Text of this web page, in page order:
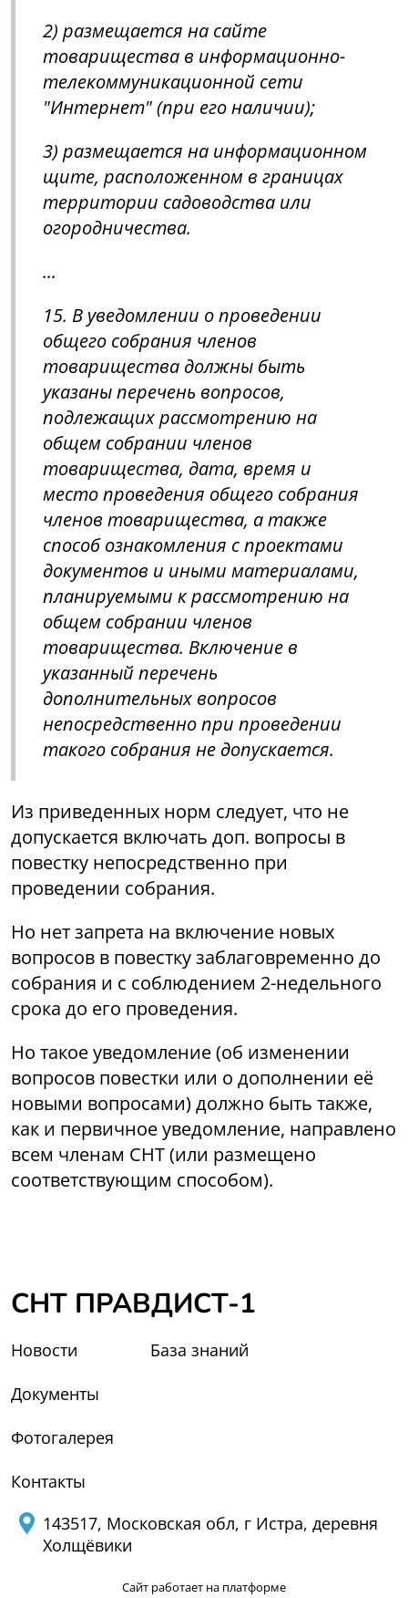
2) размещается на сайте
товарищества в информационно-
телекоммуникационной сети
"Интернет" (при его наличии);
3) размещается на информационном
щите, расположенном в границах
территории садоводства или
огородничества.
...
15. В уведомлении о проведении
общего собрания членов
товарищества должны быть
указаны перечень вопросов,
подлежащих рассмотрению на
общем собрании членов
товарищества, дата, время и
место проведения общего собрания
членов товарищества, а также
способ ознакомления с проектами
документов и иными материалами,
планируемыми к рассмотрению на
общем собрании членов
товарищества. Включение в
указанный перечень
дополнительных вопросов
непосредственно при проведении
такого собрания не допускается.
Из приведенных норм следует, что не
допускается включать доп. вопросы в
повестку непосредственно при
проведении собрания.
Но нет запрета на включение новых
вопросов в повестку заблаговременно до
собрания и с соблюдением 2-недельного
срока до его проведения.
Но такое уведомление (об изменении
вопросов повестки или о дополнении её
новыми вопросами) должно быть также,
как и первичное уведомление, направлено
всем членам СНТ (или размещено
соответствующим способом).
СНТ ПРАВДИСТ-1
Новости
Документы
Фотогалерея
Контакты
База знаний
143517, Московская обл, г Истра, деревня
Холщёвики
Сайт работает на платформе